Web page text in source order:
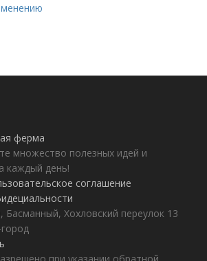
ферма
множество полезных идей и
каждый день!
соглашение
Хохловский переулок 13
при указании обратной